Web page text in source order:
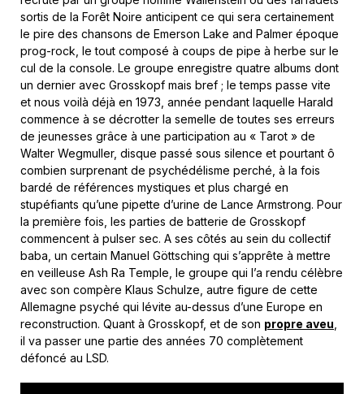
sortis de la Forêt Noire anticipent ce qui sera certainement
le pire des chansons de Emerson Lake and Palmer époque
prog-rock, le tout composé à coups de pipe à herbe sur le
cul de la console. Le groupe enregistre quatre albums dont
un dernier avec Grosskopf mais bref ; le temps passe vite
et nous voilà déjà en 1973, année pendant laquelle Harald
commence à se décrotter la semelle de toutes ses erreurs
de jeunesses grâce à une participation au « Tarot » de
Walter Wegmuller, disque passé sous silence et pourtant ô
combien surprenant de psychédélisme perché, à la fois
bardé de références mystiques et plus chargé en
stupéfiants qu’une pipette d’urine de Lance Armstrong. Pour
la première fois, les parties de batterie de Grosskopf
commencent à pulser sec. A ses côtés au sein du collectif
baba, un certain Manuel Göttsching qui s’apprête à mettre
en veilleuse Ash Ra Temple, le groupe qui l’a rendu célèbre
avec son compère Klaus Schulze, autre figure de cette
Allemagne psyché qui lévite au-dessus d’une Europe en
reconstruction. Quant à Grosskopf, et de son propre aveu
il va passer une partie des années 70 complètement
défoncé au LSD.